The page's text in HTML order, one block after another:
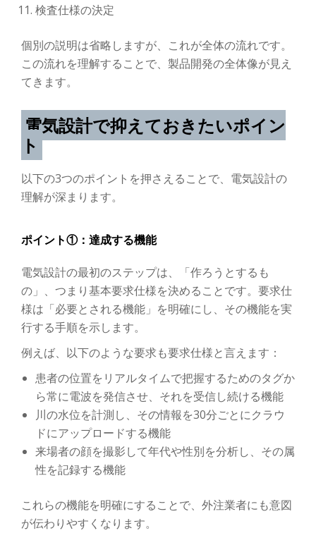
検査仕様の決定
個別の説明は省略しますが、これが全体の流れです。
この流れを理解することで、製品開発の全体像が見え
てきます。
電気設計で抑えておきたいポイン
ト
以下の3つのポイントを押さえることで、電気設計の
理解が深まります。
ポイント①：達成する機能
電気設計の最初のステップは、「作ろうとするも
の」、つまり基本要求仕様を決めることです。要求仕
様は「必要とされる機能」を明確にし、その機能を実
行する手順を示します。
例えば、以下のような要求も要求仕様と言えます：
患者の位置をリアルタイムで把握するためのタグか
ら常に電波を発信させ、それを受信し続ける機能
川の水位を計測し、その情報を30分ごとにクラウ
ドにアップロードする機能
来場者の顔を撮影して年代や性別を分析し、その属
性を記録する機能
これらの機能を明確にすることで、外注業者にも意図
が伝わりやすくなります。